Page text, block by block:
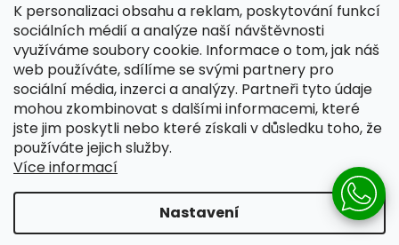
K personalizaci obsahu a reklam, poskytování funkcí
sociálních médií a analýze naší návštěvnosti
využíváme soubory cookie. Informace o tom, jak náš
web používáte, sdílíme se svými partnery pro
sociální média, inzerci a analýzy. Partneři tyto údaje
mohou zkombinovat s dalšími informacemi, které
jste jim poskytli nebo které získali v důsledku toho, že
používáte jejich služby.
Více informací
Nastavení
Naše smečka: Silver Needles (Chovatelská stanice)
Copyright 2026Pomáháme žít lépe. Všechna práva